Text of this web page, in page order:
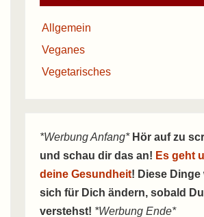
Allgemein
Veganes
Vegetarisches
*Werbung Anfang* Hör auf zu
und schau dir das an! Es geht
deine Gesundheit! Diese Dinge
sich für Dich ändern, sobald
verstehst! *Werbung Ende*